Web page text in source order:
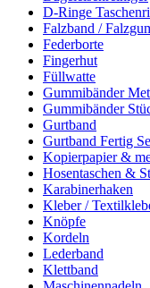
D-Ringe
Falzband /
Federborte
Fingerhut
Füllwatte
Gummibänder
Gummibänder
Gurtband
Gurtband Fertig
Kopierpapier &
Hosentaschen &
Karabinerhaken
Kleber /
Knöpfe
Kordeln
Lederband
Klettband